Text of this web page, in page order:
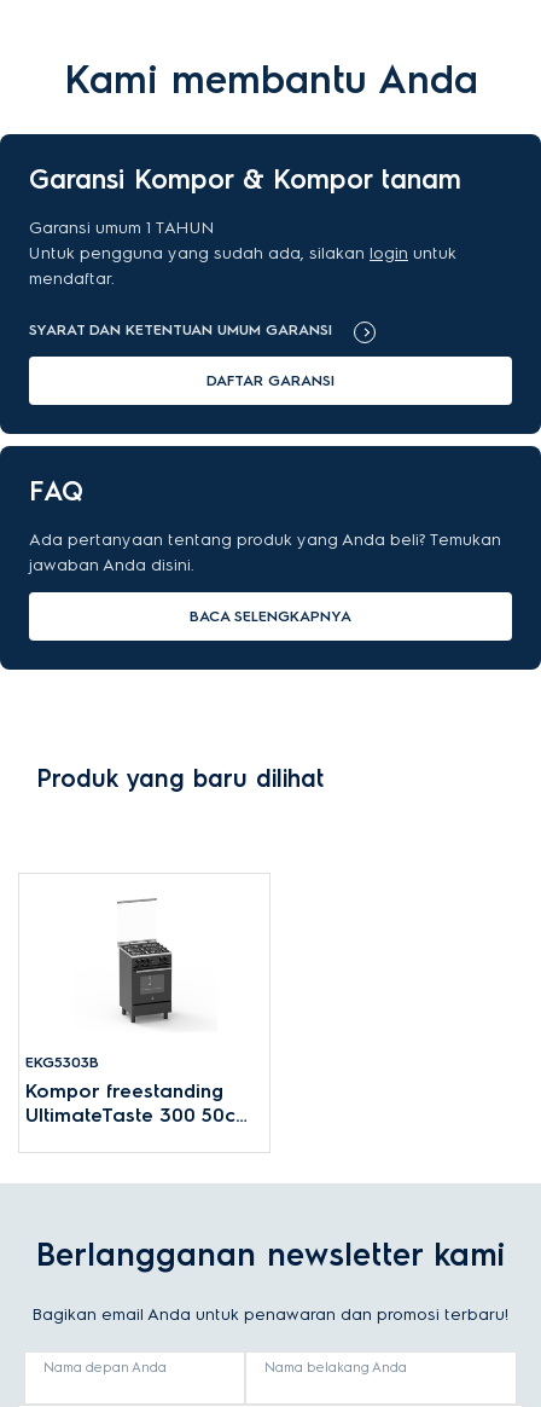
Kami membantu Anda
Garansi Kompor & Kompor tanam
Garansi umum 1 TAHUN
Untuk pengguna yang sudah ada, silakan login untuk
mendaftar.
SYARAT DAN KETENTUAN UMUM GARANSI
DAFTAR GARANSI
FAQ
Ada pertanyaan tentang produk yang Anda beli? Temukan
jawaban Anda disini.
BACA SELENGKAPNYA
Produk yang baru dilihat
EKG5303B
Kompor freestanding
UltimateTaste 300 50cm
Berlangganan newsletter kami
Bagikan email Anda untuk penawaran dan promosi terbaru!
Nama depan Anda Nama belakang Anda